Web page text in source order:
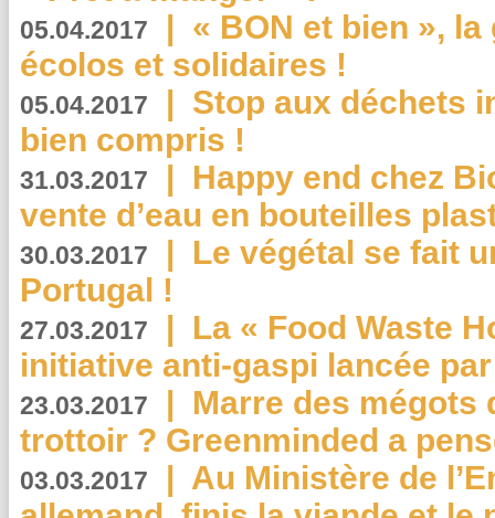
05.04.2017 | « BON et bien »,
écolos et solidaires !
05.04.2017 | Stop aux déchets
bien compris !
31.03.2017 | Happy end chez
vente d’eau en bouteilles
30.03.2017 | Le végétal se fait
Portugal !
27.03.2017 | La « Food Waste
initiative anti-gaspi lancée
23.03.2017 | Marre des mégots
trottoir ? Greenminded a
03.03.2017 | Au Ministère de